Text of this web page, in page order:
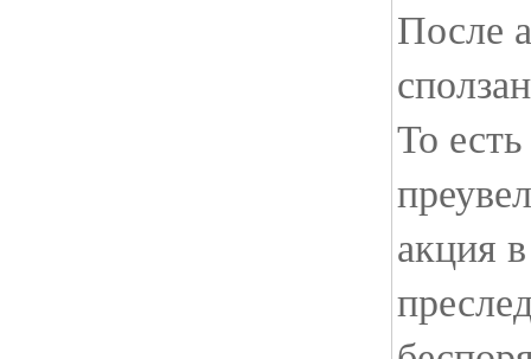
После
То
акция